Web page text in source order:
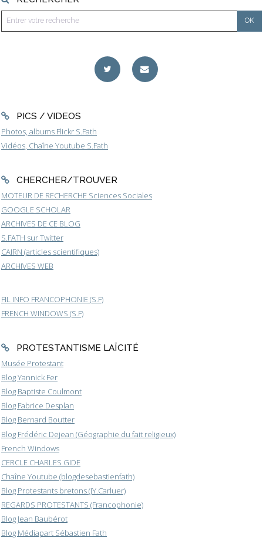
PICS / VIDEOS
Photos, albums Flickr S.Fath
Vidéos, Chaîne Youtube S.Fath
CHERCHER/TROUVER
MOTEUR DE RECHERCHE Sciences Sociales
GOOGLE SCHOLAR
ARCHIVES DE CE BLOG
S.FATH sur Twitter
CAIRN (articles scientifiques)
ARCHIVES WEB
FIL INFO FRANCOPHONIE (S.F)
FRENCH WINDOWS (S.F)
PROTESTANTISME LAÏCITÉ
Musée Protestant
Blog Yannick Fer
Blog Baptiste Coulmont
Blog Fabrice Desplan
Blog Bernard Boutter
Blog Frédéric Dejean (Géographie du fait religieux)
French Windows
CERCLE CHARLES GIDE
Chaîne Youtube (blogdesebastienfath)
Blog Protestants bretons (JY.Carluer)
REGARDS PROTESTANTS (Francophonie)
Blog Jean Baubérot
Blog Médiapart Sébastien Fath